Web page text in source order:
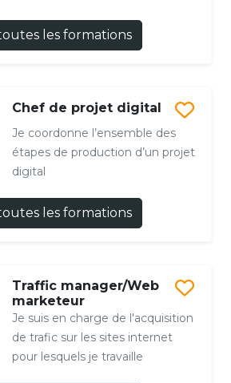
les formations
Chef de projet digital
Je coordonne l’ensemble des
étapes de production d’un projet
digital
les formations
Traffic manager/Web
marketeur
Je suis en charge de l'acquisition
de trafic sur les sites internet
pour lesquels je travaille